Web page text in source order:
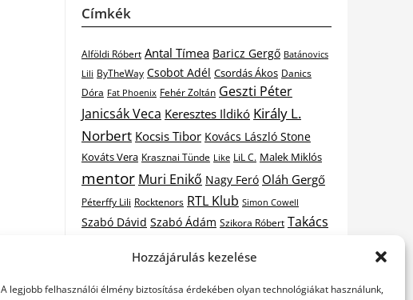
Hozzájárulás kezelése
A legjobb felhasználói élmény biztosítása érdekében olyan technológiákat használunk,
Címkék
Alföldi Róbert Antal Tímea Baricz Gergő Batánovics
Lili ByTheWay Csobot Adél Csordás Ákos Danics
Dóra Fat Phoenix Fehér Zoltán Geszti Péter
Janicsák Veca Keresztes Ildikó Király L.
Norbert Kocsis Tibor Kovács László Stone
Kováts Vera Krasznai Tünde Like LiL C. Malek Miklós
mentor Muri Enikő Nagy Feró Oláh Gergő
Péterffy Lili Rocktenors RTL Klub Simon Cowell
Szabó Dávid Szabó Ádám Szikora Róbert Takács